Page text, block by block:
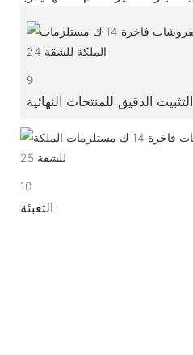
9
التثبيت الدقيق للمنتجات النهائية
10
التعبئة